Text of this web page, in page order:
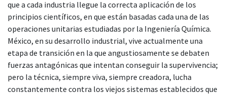
que a cada industria llegue la correcta aplicación de los
principios científicos, en que están basadas cada una de las
operaciones unitarias estudiadas por la Ingeniería Química.
México, en su desarrollo industrial, vive actualmente una
etapa de transición en la que angustiosamente se debaten
fuerzas antagónicas que intentan conseguir la supervivencia;
pero la técnica, siempre viva, siempre creadora, lucha
constantemente contra los viejos sistemas establecidos que